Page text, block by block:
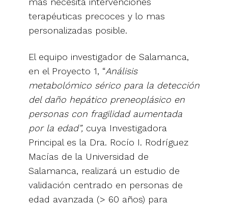
terapéuticas precoces y lo mas
personalizadas posible.
El equipo investigador de Salamanca,
en el Proyecto 1, “Análisis
metabolómico sérico para la detección
del daño hepático preneoplásico en
personas con fragilidad aumentada
por la edad”, cuya Investigadora
Principal es la Dra. Rocío I. Rodríguez
Macías de la Universidad de
Salamanca, realizará un estudio de
validación centrado en personas de
edad avanzada (> 60 años) para